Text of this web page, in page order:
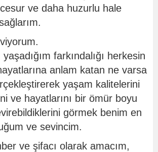
ve daha huzurlu hale
farkındalığı herkesin
anlam katan ne varsa
yaşam kalitelerini
ve hayatlarını bir ömür boyu
görmek benim en
ve sevincim.
ve şifacı olarak amacım,